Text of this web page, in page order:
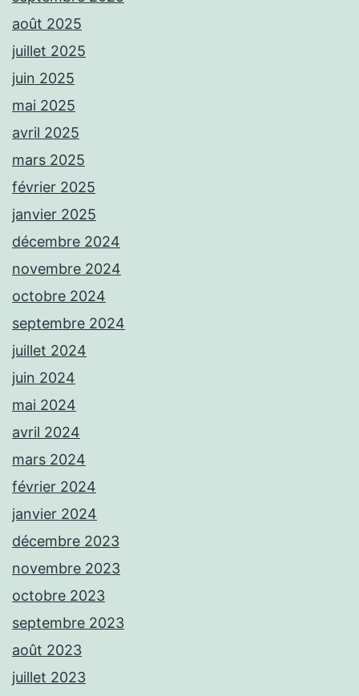
août 2025
juillet 2025
juin 2025
mai 2025
avril 2025
mars 2025
février 2025
janvier 2025
décembre 2024
novembre 2024
octobre 2024
septembre 2024
juillet 2024
juin 2024
mai 2024
avril 2024
mars 2024
février 2024
janvier 2024
décembre 2023
novembre 2023
octobre 2023
septembre 2023
août 2023
juillet 2023